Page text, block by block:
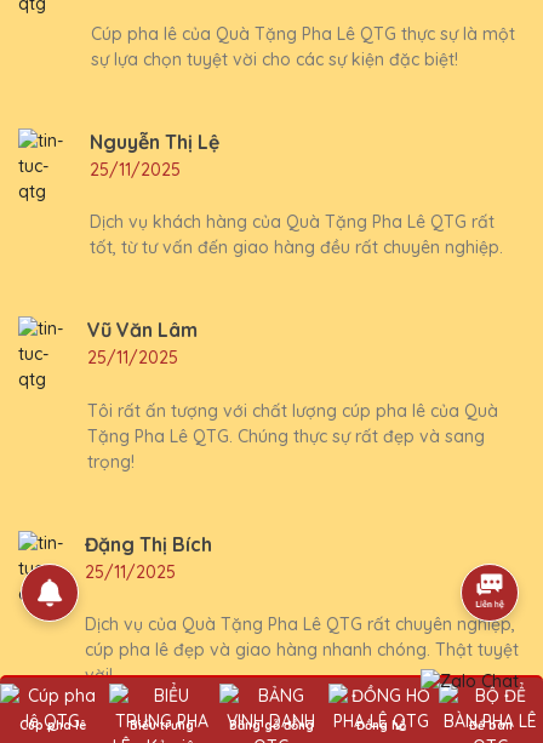
Cúp pha lê của Quà Tặng Pha Lê QTG thực sự là một
sự lựa chọn tuyệt vời cho các sự kiện đặc biệt!
Nguyễn Thị Lệ
25/11/2025
Dịch vụ khách hàng của Quà Tặng Pha Lê QTG rất
tốt, từ tư vấn đến giao hàng đều rất chuyên nghiệp.
Vũ Văn Lâm
25/11/2025
Tôi rất ấn tượng với chất lượng cúp pha lê của Quà
Tặng Pha Lê QTG. Chúng thực sự rất đẹp và sang
trọng!
Đặng Thị Bích
25/11/2025
Dịch vụ của Quà Tặng Pha Lê QTG rất chuyên nghiệp,
cúp pha lê đẹp và giao hàng nhanh chóng. Thật tuyệt
vời!
Cúp pha lê Biểu trưng Bảng gỗ đồng Đồng hồ Để bàn